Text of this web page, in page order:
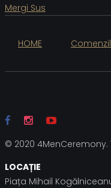
Mergi Sus
HOME
© 2020
LOCAȚIE
Piața Mihail